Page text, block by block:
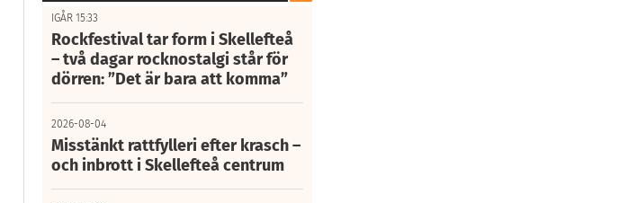
IGÅR 15:33
Rockfestival tar form i Skellefteå
– två dagar rocknostalgi står för
dörren: ”Det är bara att komma”
2026-08-04
Misstänkt rattfylleri efter krasch –
och inbrott i Skellefteå centrum